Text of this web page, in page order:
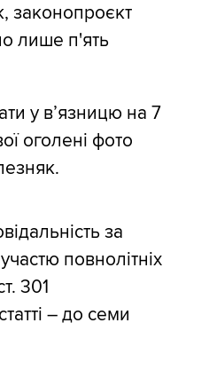
законопроєкт
лише п'ять
у вʼязницю на 7
оголені фото
за
повнолітніх
301
– до семи